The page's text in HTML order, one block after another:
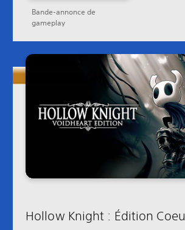
Bande-annonce de
gameplay
Hollow Knight : Édition